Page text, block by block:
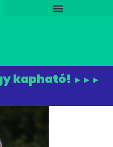
kapható! ►►►